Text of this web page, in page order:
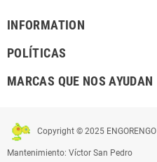
INFORMATION
POLÍTICAS
MARCAS QUE NOS AYUDAN
Copyright © 2025 ENGORENGO
Mantenimiento: Víctor San Pedro